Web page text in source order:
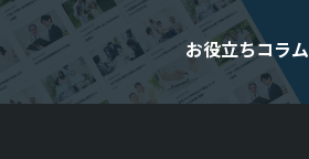
お役立ちコラム